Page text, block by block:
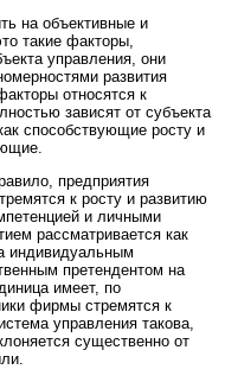
на объективные и
такие факторы,
управления, они
развития
относятся к
зависят от субъекта
способствующие росту и
предприятия
к росту и развитию
и личными
рассматривается как
индивидуальным
претендентом на
имеет, по
фирмы стремятся к
управления такова,
существенно от